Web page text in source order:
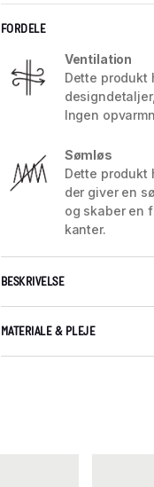
FORDELE
Ventilation
Dette produkt
Ingen
Sømløs
Dette produkt
der giver en
og skaber en
kanter.
BESKRIVELSE
MATERIALE & PLEJE